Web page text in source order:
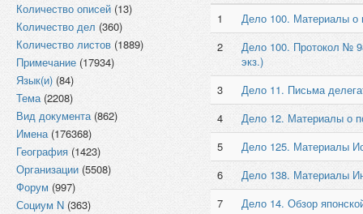
Количество описей (13)
Количество дел (360)
Количество листов (1889)
Примечание (17934)
Язык(и) (84)
Тема(2208)
Вид документа(862)
Имена(176368)
География (1423)
Организации (5508)
Форум (997)
Социум N (363)
1
Дело 100. Материалы о
2
Дело 100. Протокол №
экз.)
3
Дело 11. Письма
4
Дело 12. Материалы о
5
Дело 125. Материалы
6
Дело 138. Материалы
7
Дело 14. Обзор